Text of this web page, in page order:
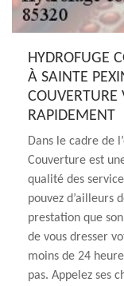
HYDROFUGE
À SAINTE
COUVERTURE
RAPIDEMENT
Dans le cadre de
Couverture est
qualité des
pouvez d’ailleurs
prestation que
de vous dresser
moins de 24
pas. Appelez ses